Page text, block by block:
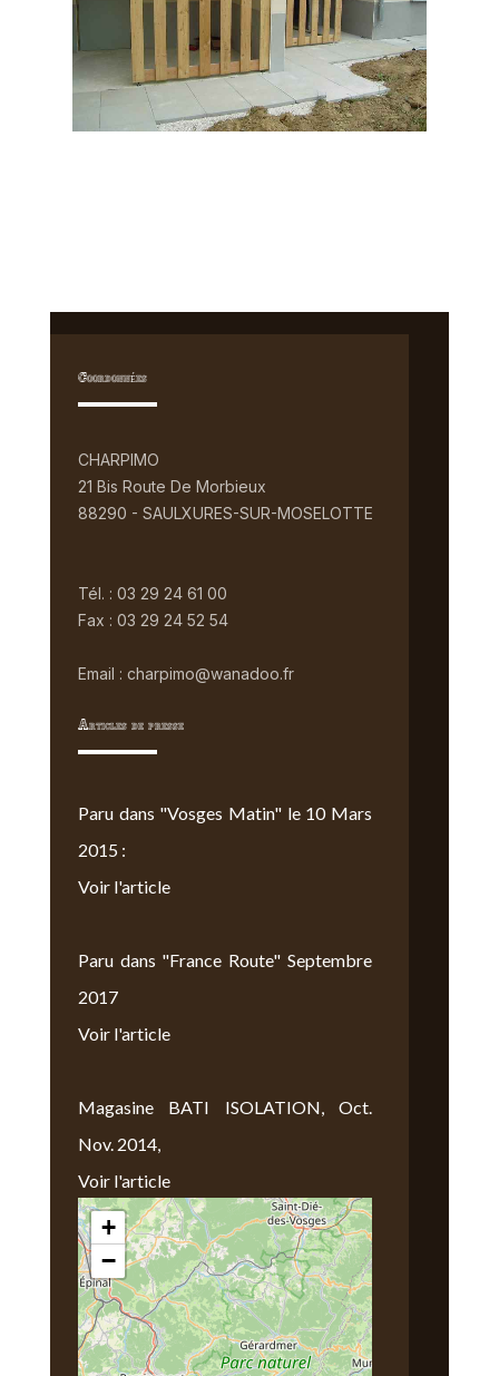
Coordonnées
CHARPIMO
21 Bis Route De Morbieux
88290 - SAULXURES-SUR-MOSELOTTE
Tél. : 03 29 24 61 00
Fax : 03 29 24 52 54
Email : charpimo@wanadoo.fr
Articles de presse
Paru dans "Vosges Matin" le 10 Mars
2015 :
Voir l'article
Paru dans "France Route" Septembre
2017
Voir l'article
Magasine BATI ISOLATION, Oct.
Nov. 2014,
Voir l'article
Nous Trouver
+
−